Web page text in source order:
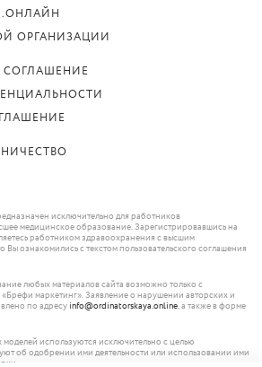
ОРГАНИЗАЦИИ
СОГЛАШЕНИЕ
исключительно для работников
медицинское образование. Зарегистрировавшись на
работником здравоохранения с высшим
ознакомились с текстом пользовательского соглашения
любых материалов сайта возможно только с
маркетинг». Заявление о нарушении авторских и
по адресуinfo@ordinatorskaya.online, а также в форме
используются исключительно с целью
об одобрении ими деятельности или использовании ими